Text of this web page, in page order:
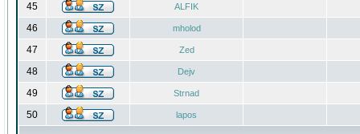
45 ALFIK
46 mholod
47 Zed
48 Dejv
49 Strnad
50 lapos